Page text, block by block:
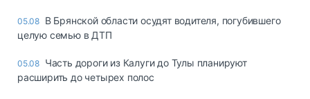
05.08 В Брянской области осудят водителя, погубившего
целую семью в ДТП
05.08 Часть дороги из Калуги до Тулы планируют
расширить до четырех полос